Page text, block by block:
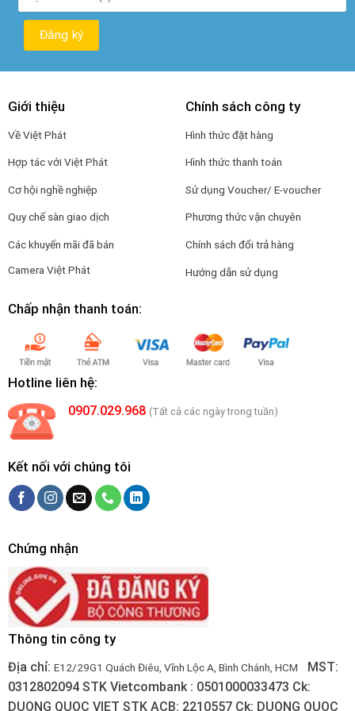
Giới thiệu
Về Việt Phát
Hợp tác với Việt Phát
Cơ hội nghề nghiệp
Quy chế sàn giao dịch
Các khuyến mãi đã bán
Camera Việt Phát
Chính sách công ty
Hình thức đặt hàng
Hình thức thanh toán
Sử dụng Voucher/ E-voucher
Phương thức vận chuyên
Chính sách đổi trả hàng
Hướng dẫn sử dụng
Chấp nhận thanh toán:
Hotline liên hệ:
0907.029.968 (Tất cả các ngày trong tuần)
Kết nối với chúng tôi
Chứng nhận
Thông tin công ty
Địa chỉ: E12/29G1 Quách Điêu, Vĩnh Lộc A, Bình Chánh, HCM
MST:
0312802094 STK Vietcombank : 0501000033473 Ck:
DUONG QUOC VIET STK ACB: 2210557 Ck: DUONG QUOC